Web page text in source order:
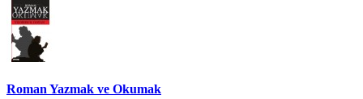
Roman Yazmak ve Okumak